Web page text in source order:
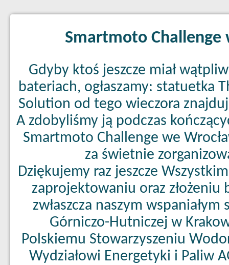
Smartmoto Challenge
Gdyby ktoś jeszcze miał
bateriach, ogłaszamy: statuetka
Solution od tego wieczora
A zdobyliśmy ją podczas
Smartmoto Challenge we
za świetnie
Dziękujemy raz jeszcze
zaprojektowaniu oraz złożeniu
zwłaszcza naszym
Górniczo-Hutniczej w
Polskiemu Stowarzyszeniu
Wydziałowi Energetyki i Paliw